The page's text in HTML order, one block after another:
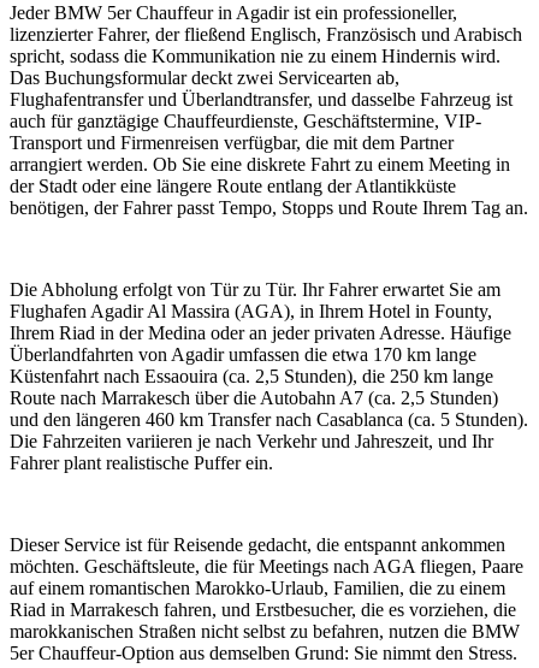
Jeder BMW 5er Chauffeur in Agadir ist ein professioneller,
lizenzierter Fahrer, der fließend Englisch, Französisch und Arabisch
spricht, sodass die Kommunikation nie zu einem Hindernis wird.
Das Buchungsformular deckt zwei Servicearten ab,
Flughafentransfer und Überlandtransfer, und dasselbe Fahrzeug ist
auch für ganztägige Chauffeurdienste, Geschäftstermine, VIP-
Transport und Firmenreisen verfügbar, die mit dem Partner
arrangiert werden. Ob Sie eine diskrete Fahrt zu einem Meeting in
der Stadt oder eine längere Route entlang der Atlantikküste
benötigen, der Fahrer passt Tempo, Stopps und Route Ihrem Tag an.
Die Abholung erfolgt von Tür zu Tür. Ihr Fahrer erwartet Sie am
Flughafen Agadir Al Massira (AGA), in Ihrem Hotel in Founty,
Ihrem Riad in der Medina oder an jeder privaten Adresse. Häufige
Überlandfahrten von Agadir umfassen die etwa 170 km lange
Küstenfahrt nach Essaouira (ca. 2,5 Stunden), die 250 km lange
Route nach Marrakesch über die Autobahn A7 (ca. 2,5 Stunden)
und den längeren 460 km Transfer nach Casablanca (ca. 5 Stunden).
Die Fahrzeiten variieren je nach Verkehr und Jahreszeit, und Ihr
Fahrer plant realistische Puffer ein.
Dieser Service ist für Reisende gedacht, die entspannt ankommen
möchten. Geschäftsleute, die für Meetings nach AGA fliegen, Paare
auf einem romantischen Marokko-Urlaub, Familien, die zu einem
Riad in Marrakesch fahren, und Erstbesucher, die es vorziehen, die
marokkanischen Straßen nicht selbst zu befahren, nutzen die BMW
5er Chauffeur-Option aus demselben Grund: Sie nimmt den Stress.